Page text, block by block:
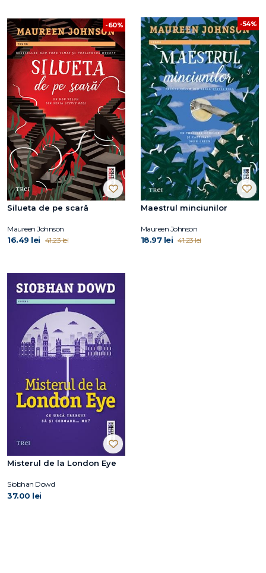
-60%
Silueta de pe scară
Maureen Johnson
16.49 lei 41.23 lei
-54%
Maestrul minciunilor
Maureen Johnson
18.97 lei 41.23 lei
Misterul de la London Eye
Siobhan Dowd
37.00 lei